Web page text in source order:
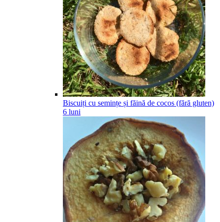
Biscuiți cu semințe și făină de cocos (fără gluten)
6 luni